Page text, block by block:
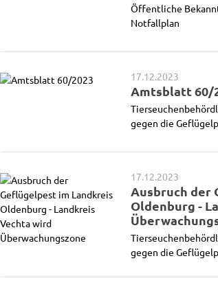
Öffentliche
Notfallplan
17.12.2023
Amtsblatt 60/
gegen die
17.12.2023
Ausbruch der
Oldenburg -
gegen die